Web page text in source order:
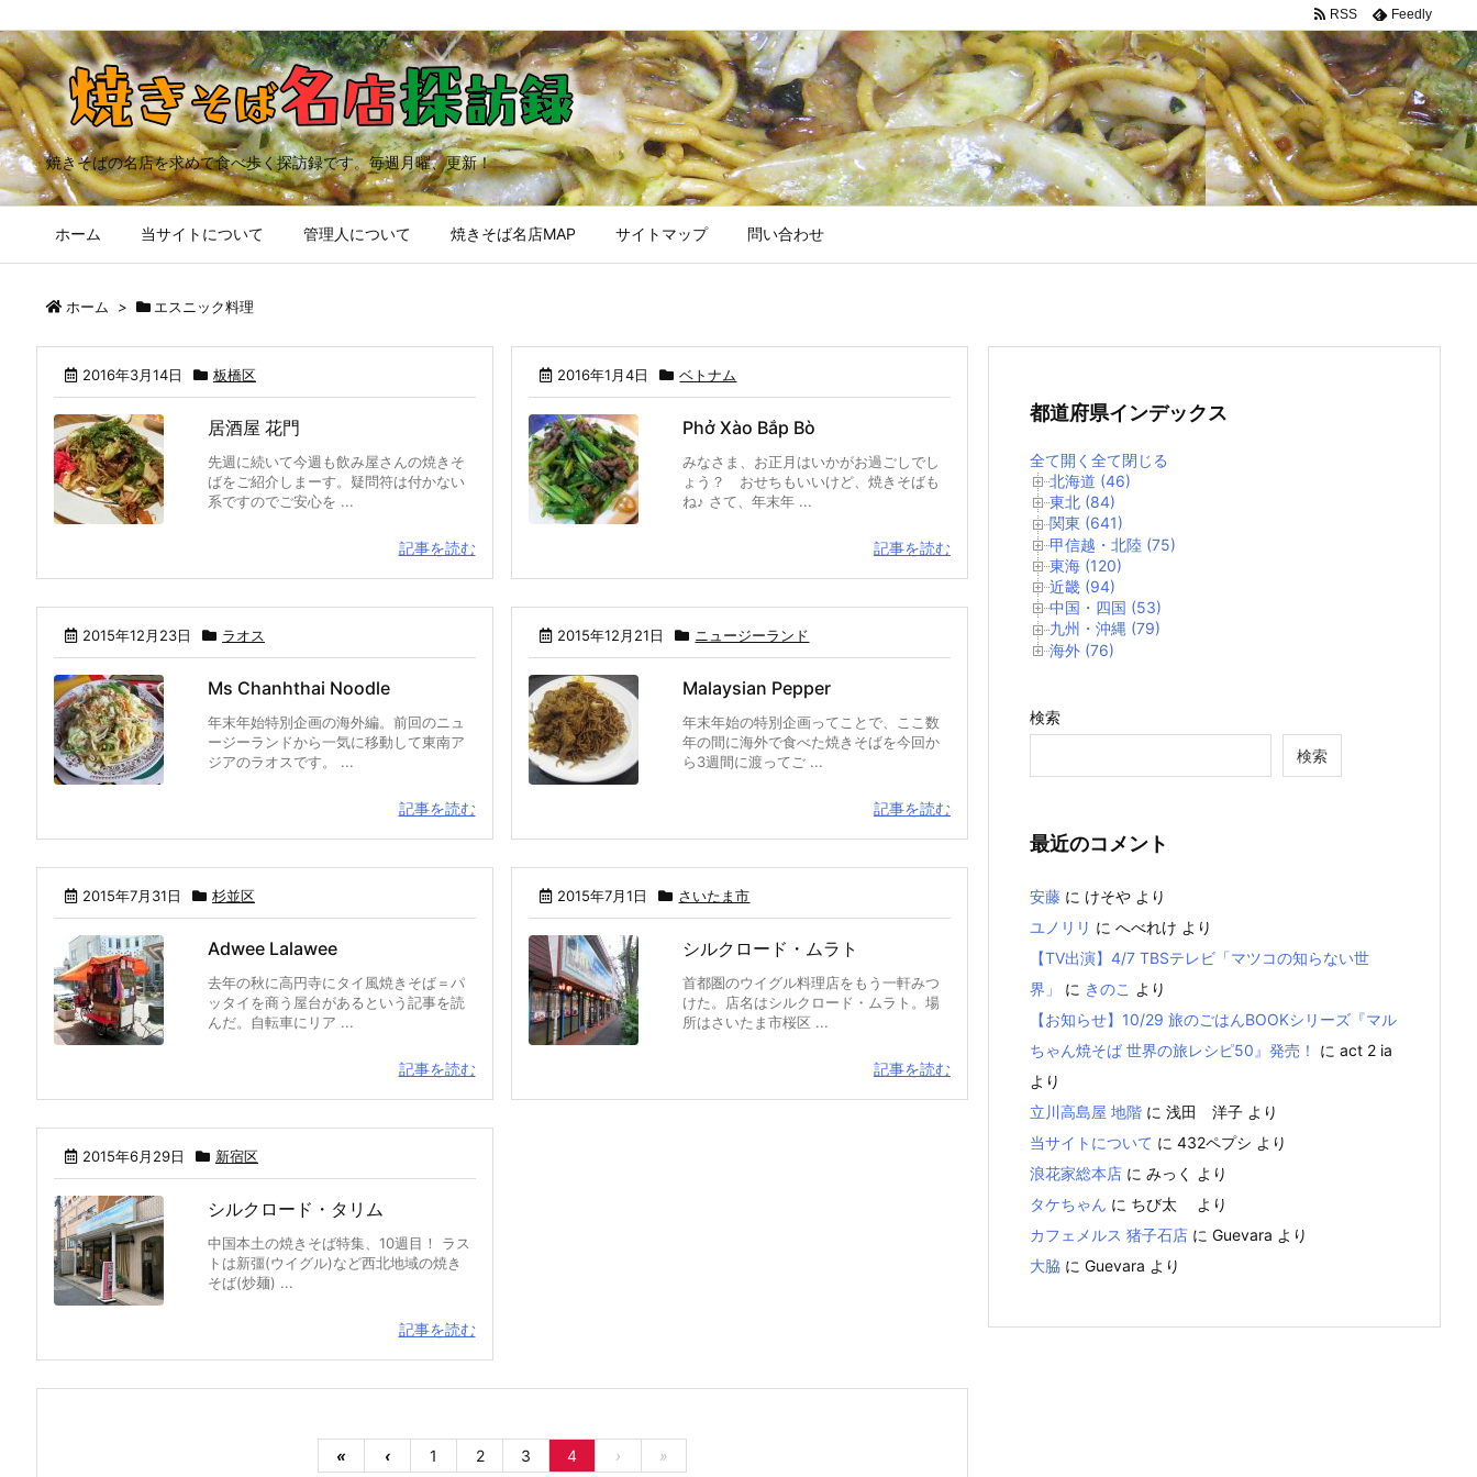
焼きそばの名店を求めて食べ歩く探訪録です。毎週月曜、更新！
ホーム 当サイトについて 管理人について 焼きそば名店MAP サイトマップ 問い合わせ
RSS Feedly
ホーム > エスニック料理
2016年3月14日 板橋区
居酒屋 花門
先週に続いて今週も飲み屋さんの焼きそ
ばをご紹介しまーす。疑問符は付かない
系ですのでご安心を ...
記事を読む
2016年1月4日 ベトナム
Phở Xào Bắp Bò
みなさま、お正月はいかがお過ごしでし
ょう？ おせちもいいけど、焼きそばも
ね♪ さて、年末年 ...
記事を読む
2015年12月23日 ラオス
Ms Chanhthai Noodle
年末年始特別企画の海外編。前回のニュ
ージーランドから一気に移動して東南ア
ジアのラオスです。 ...
記事を読む
2015年12月21日 ニュージーランド
Malaysian Pepper
年末年始の特別企画ってことで、ここ数
年の間に海外で食べた焼きそばを今回か
ら3週間に渡ってご ...
記事を読む
2015年7月31日 杉並区
Adwee Lalawee
去年の秋に高円寺にタイ風焼きそば＝パ
ッタイを商う屋台があるという記事を読
んだ。自転車にリア ...
記事を読む
2015年7月1日 さいたま市
シルクロード・ムラト
首都圏のウイグル料理店をもう一軒みつ
けた。店名はシルクロード・ムラト。場
所はさいたま市桜区 ...
記事を読む
2015年6月29日 新宿区
シルクロード・タリム
中国本土の焼きそば特集、10週目！ ラス
トは新彊(ウイグル)など西北地域の焼き
そば(炒麺) ...
記事を読む
« ‹ 1 2 3 4 › »
都道府県インデックス
全て開く 全て閉じる
北海道 (46)
東北 (84)
関東 (641)
甲信越・北陸 (75)
東海 (120)
近畿 (94)
中国・四国 (53)
九州・沖縄 (79)
海外 (76)
検索
検索
最近のコメント
安藤 に けそや より
ユノリリ に へべれけ より
【TV出演】4/7 TBSテレビ「マツコの知らない世
界」
に きのこ より
【お知らせ】10/29 旅のごはんBOOKシリーズ『マル
ちゃん焼そば 世界の旅レシピ50』発売！
に act 2 ia
より
立川高島屋 地階 に 浅田 洋子 より
当サイトについて に 432ペプシ より
浪花家総本店 に みっく
より
タケちゃん に ちび太
より
カフェメルス 猪子石店 に Guevara より
大脇 に Guevara より